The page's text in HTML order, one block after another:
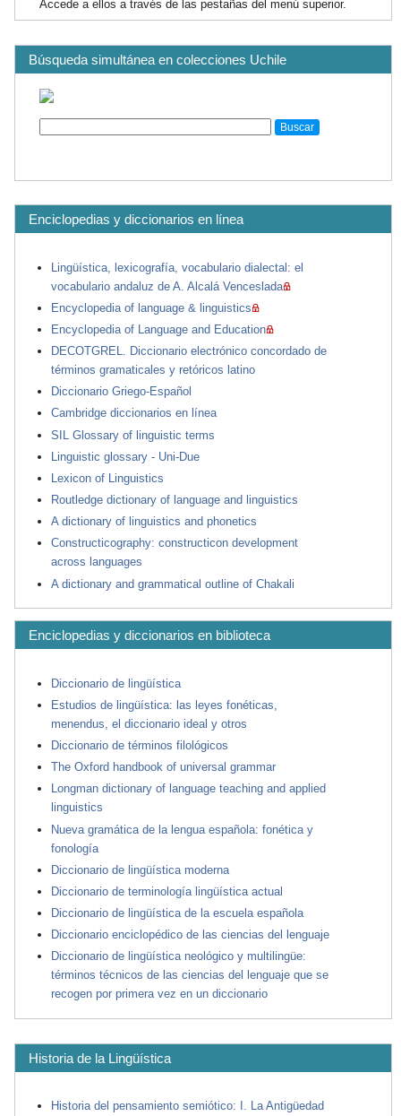
Accede a ellos a través de las pestañas del menú superior.
Búsqueda simultánea en colecciones Uchile
Enciclopedias y diccionarios en línea
Lingüística, lexicografía, vocabulario dialectal: el
vocabulario andaluz de A. Alcalá Venceslada
Encyclopedia of language & linguistics
Encyclopedia of Language and Education
DECOTGREL. Diccionario electrónico concordado de
términos gramaticales y retóricos latino
Diccionario Griego-Español
Cambridge diccionarios en línea
SIL Glossary of linguistic terms
Linguistic glossary - Uni-Due
Lexicon of Linguistics
Routledge dictionary of language and linguistics
A dictionary of linguistics and phonetics
Constructicography: constructicon development
across languages
A dictionary and grammatical outline of Chakali
Enciclopedias y diccionarios en biblioteca
Diccionario de lingüística
Estudios de lingüística: las leyes fonéticas,
menendus, el diccionario ideal y otros
Diccionario de términos filológicos
The Oxford handbook of universal grammar
Longman dictionary of language teaching and applied
linguistics
Nueva gramática de la lengua española: fonética y
fonología
Diccionario de lingüística moderna
Diccionario de terminología lingüística actual
Diccionario de lingüística de la escuela española
Diccionario enciclopédico de las ciencias del lenguaje
Diccionario de lingüística neológico y multilingüe:
términos técnicos de las ciencias del lenguaje que se
recogen por primera vez en un diccionario
Historia de la Lingüística
Historia del pensamiento semiótico: I. La Antigüedad